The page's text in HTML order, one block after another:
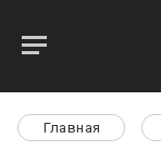
Главная